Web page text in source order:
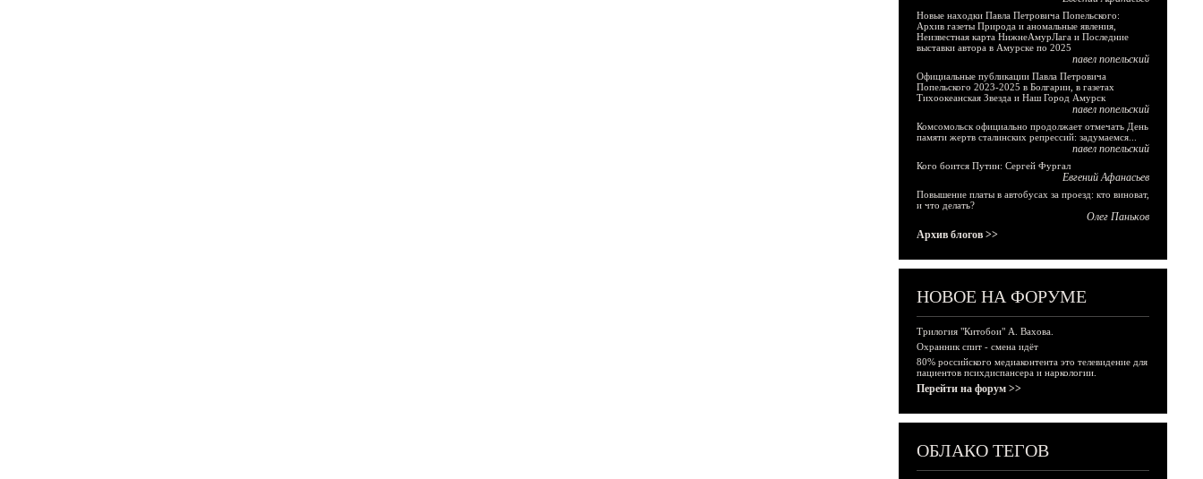
Новые находки Павла Петровича Попельского:
Архив газеты Природа и аномальные явления,
Неизвестная карта НижнеАмурЛага и Последние
выставки автора в Амурске по 2025
павел попельский
Официальные публикации Павла Петровича
Попельского 2023-2025 в Болгарии, в газетах
Тихоокеанская Звезда и Наш Город Амурск
павел попельский
Комсомольск официально продолжает отмечать День
памяти жертв сталинских репрессий: задумаемся...
павел попельский
Кого боится Путин: Сергей Фургал
Евгений Афанасьев
Повышение платы в автобусах за проезд: кто виноват,
и что делать?
Олег Паньков
Архив блогов >>
НОВОЕ НА ФОРУМЕ
Трилогия "Китобои" А. Вахова.
Охранник спит - смена идёт
80% российского медиаконтента это телевидение для
пациентов психдиспансера и наркологии.
Перейти на форум >>
ОБЛАКО ТЕГОВ